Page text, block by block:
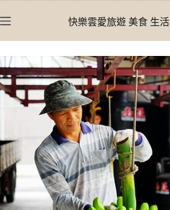
至
內
容
快樂雲愛旅遊 美食 生活